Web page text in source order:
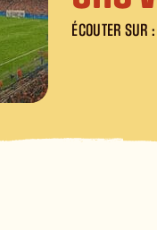
ÉCOUTER SUR :